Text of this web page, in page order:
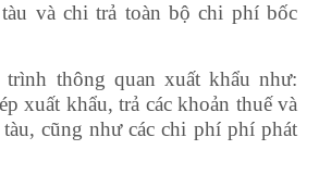
và chi trả toàn bộ chi phí bốc
thông quan xuất khẩu như:
xuất khẩu, trả các khoản thuế và
cũng như các chi phí phí phát